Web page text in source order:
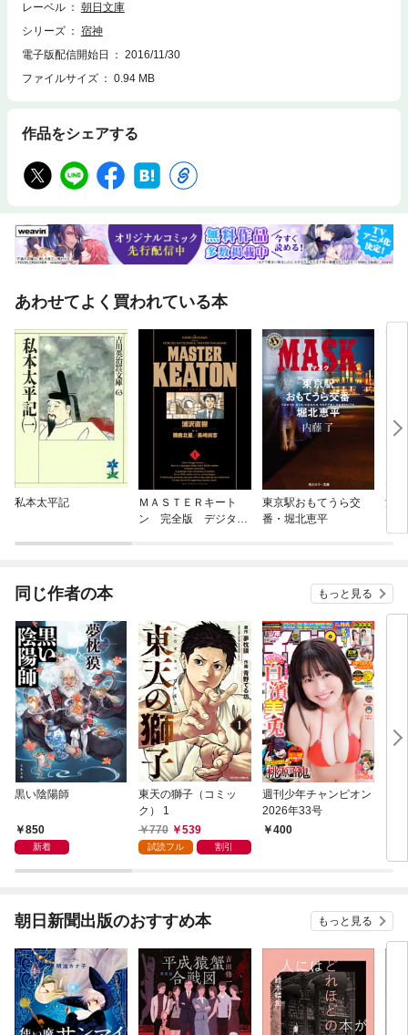
レーベル
朝日文庫
シリーズ
宿神
電子版配信開始日
2016/11/30
ファイルサイズ
0.94 MB
作品をシェアする
あわせてよく買われている本
私本太平記
ＭＡＳＴＥＲキート
ン 完全版 デジタル
東京駅おもてうら交
番・堀北恵平
源
同じ作者の本 もっと見る
黒い陰陽師
850
新着
東天の獅子（コミッ
ク） 1
770
539
試読フル 割引
週刊少年チャンピオン
2026年33号
400
朝日新聞出版のおすすめ本 もっと見る